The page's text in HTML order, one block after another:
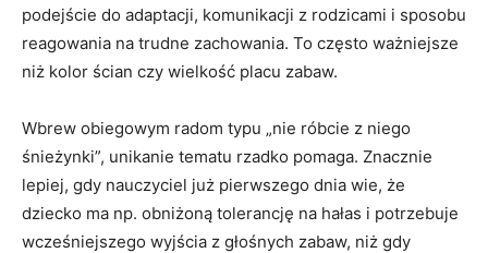
podejście do adaptacji, komunikacji z rodzicami i sposobu
reagowania na trudne zachowania. To często ważniejsze
niż kolor ścian czy wielkość placu zabaw.
Wbrew obiegowym radom typu „nie róbcie z niego
śnieżynki”, unikanie tematu rzadko pomaga. Znacznie
lepiej, gdy nauczyciel już pierwszego dnia wie, że
dziecko ma np. obniżoną tolerancję na hałas i potrzebuje
wcześniejszego wyjścia z głośnych zabaw, niż gdy